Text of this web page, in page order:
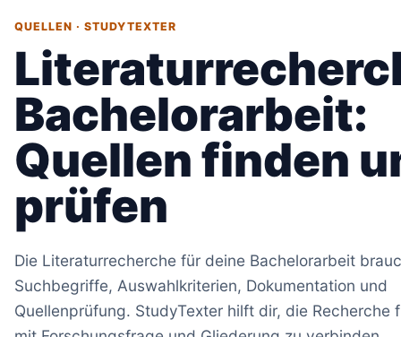
QUELLEN · STUDYTEXTER
Bachelorarbeit:
Quellen finden
prüfen
Die Literaturrecherche für deine Bachelorarbeit
Suchbegriffe, Auswahlkriterien, Dokumentation und
Quellenprüfung. StudyTexter hilft dir, die Recherche